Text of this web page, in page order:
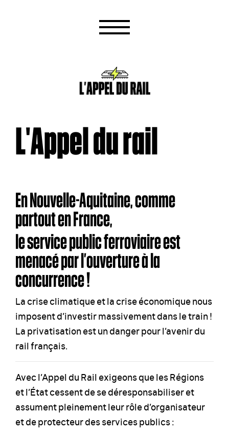
L'Appel du rail
En Nouvelle-Aquitaine, comme
partout en France,
le service public ferroviaire est
menacé par l’ouverture à la
concurrence !
La crise climatique et la crise économique nous
imposent d’investir massivement dans le train !
La privatisation est un danger pour l’avenir du
rail français.
Avec l’Appel du Rail exigeons que les Régions
et l’État cessent de se déresponsabiliser et
assument pleinement leur rôle d’organisateur
et de protecteur des services publics :